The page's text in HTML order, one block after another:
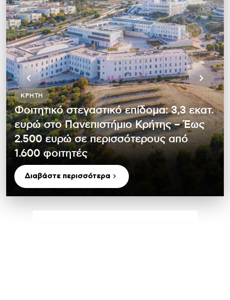
ΚΡΉΤΗ
Φοιτητικό στεγαστικό επίδομα: 3,3 εκατ.
ευρώ στο Πανεπιστήμιο Κρήτης – Έως
2.500 ευρώ σε περισσότερους από
1.600 φοιτητές
Διαβάστε περισσότερα